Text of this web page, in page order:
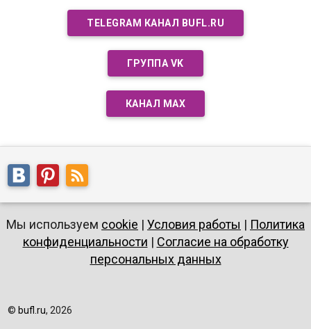
TELEGRAM КАНАЛ BUFL.RU
ГРУППА VK
КАНАЛ MAX
Мы используем cookie | Условия работы | Политика
конфиденциальности | Согласие на обработку
персональных данных
© bufl.ru, 2026